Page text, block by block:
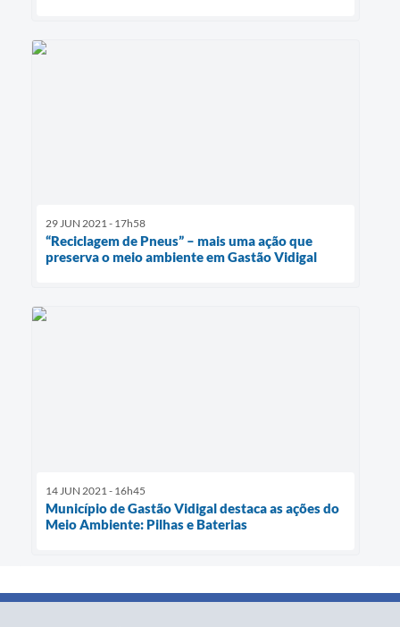
29 JUN 2021 - 17h58
“Reciclagem de Pneus” – mais uma ação que
preserva o meio ambiente em Gastão Vidigal
14 JUN 2021 - 16h45
Município de Gastão Vidigal destaca as ações do
Meio Ambiente: Pilhas e Baterias